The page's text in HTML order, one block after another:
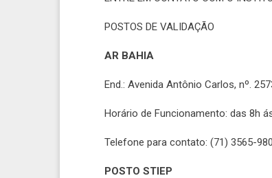
POSTOS DE VALIDAÇÃO
AR BAHIA
End.: Avenida Antônio Carlos, nº.
Horário de Funcionamento: das 8h
Telefone para contato: (71) 3565-
POSTO STIEP